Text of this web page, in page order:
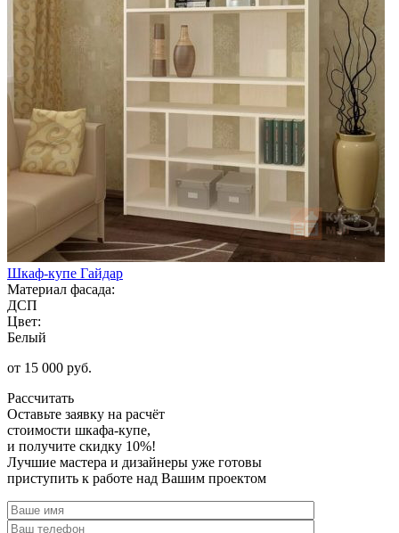
Шкаф-купе Гайдар
Материал фасада:
ДСП
Цвет:
Белый
от 15 000 руб.
Рассчитать
Оставьте заявку на расчёт
стоимости шкафа-купе,
и получите скидку 10%!
Лучшие мастера и дизайнеры уже готовы
приступить к работе над Вашим проектом